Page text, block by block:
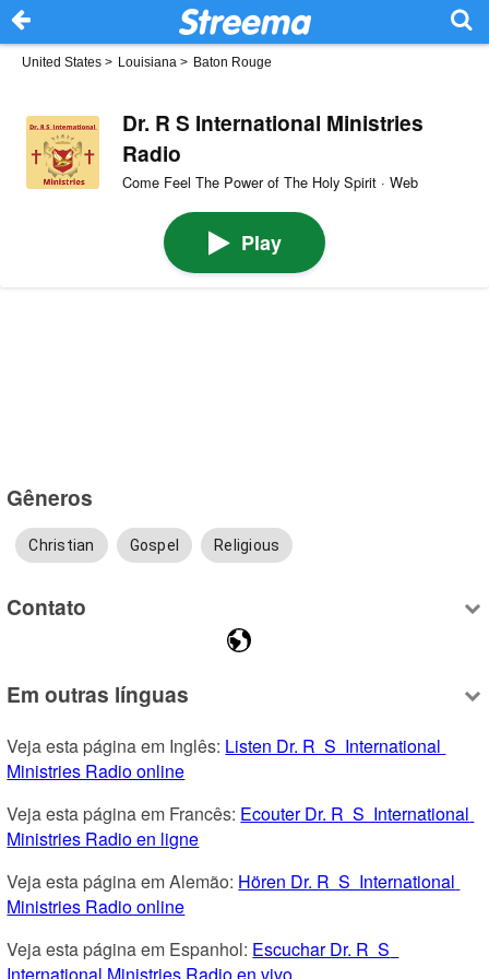
United States > Louisiana > Baton Rouge
Dr. R S International Ministries
Radio
Come Feel The Power of The Holy Spirit · Web
Play
Gêneros
Christian Gospel Religious
Contato
Em outras línguas
Veja esta página em Inglês: Listen Dr. R  S  International
Ministries Radio online
Veja esta página em Francês: Ecouter Dr. R  S  International
Ministries Radio en ligne
Veja esta página em Alemão: Hören Dr. R  S  International
Ministries Radio online
Veja esta página em Espanhol: Escuchar Dr. R  S
International Ministries Radio en vivo